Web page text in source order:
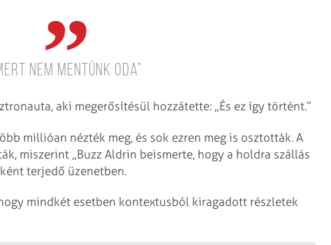
nem mentünk oda”
aki megerősítésül hozzátette: „És ez így történt.”
millióan nézték meg, és sok ezren meg is osztották. A
miszerint „Buzz Aldrin beismerte, hogy a holdra szállás
terjedő üzenetben.
mindkét esetben kontextusból kiragadott részletek